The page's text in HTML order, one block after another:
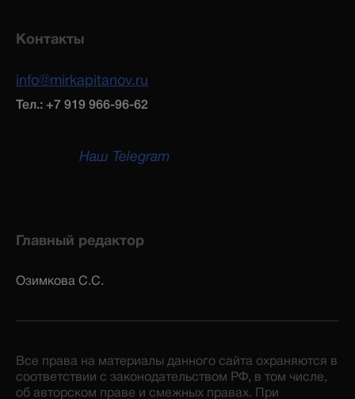
Контакты
info@mirkapitanov.ru
Тел.: +7 919 966-96-62
Наш Telegram
Главный редактор
Озимкова С.С.
Все права на материалы данного сайта охраняются в
соответствии с законодательством РФ, в том числе,
об авторском праве и смежных правах. При